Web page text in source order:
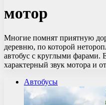
мотор
Многие помнят приятную
деревню, по которой
автобус с круглыми фарами.
характерный звук мотора и
Автобусы